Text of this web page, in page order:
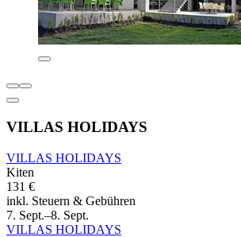
VILLAS HOLIDAYS
VILLAS HOLIDAYS
Kiten
131 €
inkl. Steuern & Gebühren
7. Sept.–8. Sept.
VILLAS HOLIDAYS